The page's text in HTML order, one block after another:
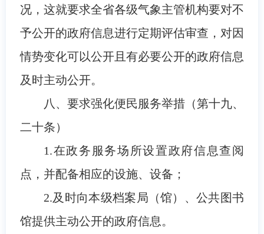
况，这就要求全省各级气象主管机构要对不
予公开的政府信息进行定期评估审查，对因
情势变化可以公开且有必要公开的政府信息
及时主动公开。
八、要求强化便民服务举措（第十九、
二十条）
1.在政务服务场所设置政府信息查阅
点，并配备相应的设施、设备；
2.及时向本级档案局（馆）、公共图书
馆提供主动公开的政府信息。